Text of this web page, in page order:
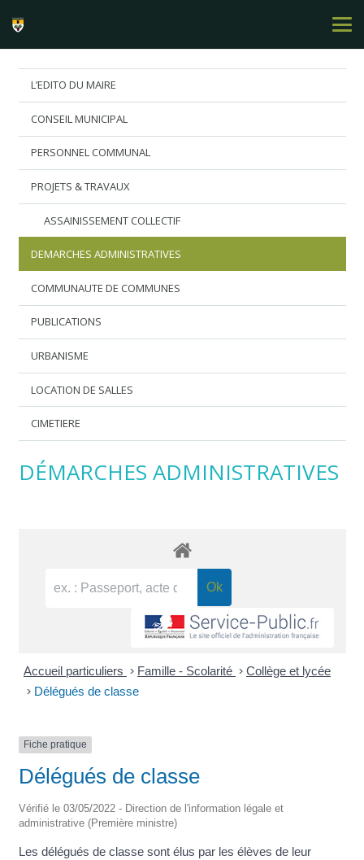
L’EDITO DU MAIRE
CONSEIL MUNICIPAL
PERSONNEL COMMUNAL
PROJETS & TRAVAUX
ASSAINISSEMENT COLLECTIF
DEMARCHES ADMINISTRATIVES
COMMUNAUTE DE COMMUNES
PUBLICATIONS
URBANISME
LOCATION DE SALLES
CIMETIERE
DÉMARCHES ADMINISTRATIVES
Accueil particuliers > Famille - Scolarité > Collège et lycée
> Délégués de classe
Fiche pratique
Délégués de classe
Vérifié le 03/05/2022 - Direction de l'information légale et
administrative (Première ministre)
Les délégués de classe sont élus par les élèves de leur